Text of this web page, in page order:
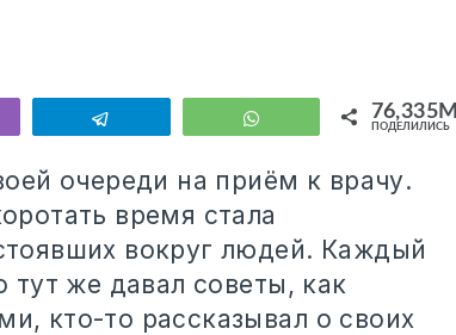
WhatsApp 76,335M
ПОДЕЛИЛИСЬ
очереди на приём к врачу.
время стала
вокруг людей. Каждый
тут же давал советы, как
кто-то рассказывал о своих